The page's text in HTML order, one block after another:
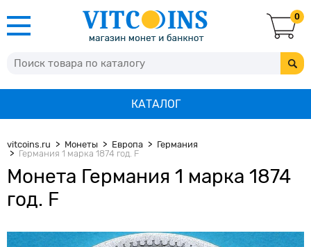
0
КАТАЛОГ
vitcoins.ru Монеты Европа
Германия
Германия 1 марка 1874 год. F
Монета Германия 1 марка 1874
год. F